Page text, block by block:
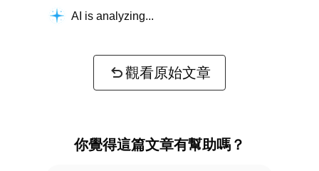
AI is analyzing...
觀看原始文章
你覺得這篇文章有幫助嗎？